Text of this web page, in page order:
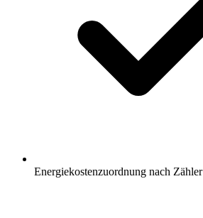
Energiekostenzuordnung nach Zähler